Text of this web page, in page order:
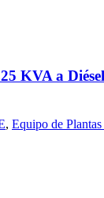
KVA a
, Equipo de